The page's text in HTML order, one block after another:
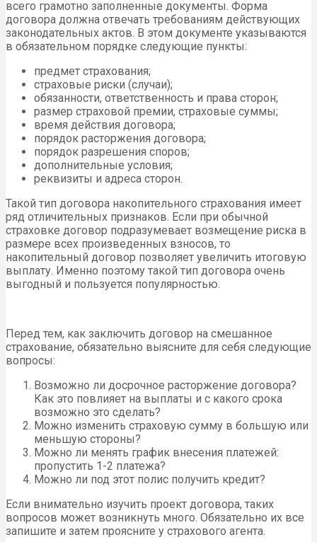
всего грамотно заполненные документы. Форма
договора должна отвечать требованиям действующих
законодательных актов. В этом документе указываются
в обязательном порядке следующие пункты:
предмет страхования;
страховые риски (случаи);
обязанности, ответственность и права сторон;
размер страховой премии, страховые суммы;
время действия договора;
порядок расторжения договора;
порядок разрешения споров;
дополнительные условия;
реквизиты и адреса сторон.
Такой тип договора накопительного страхования имеет
ряд отличительных признаков. Если при обычной
страховке договор подразумевает возмещение риска в
размере всех произведенных взносов, то
накопительный договор позволяет увеличить итоговую
выплату. Именно поэтому такой тип договора очень
выгодный и пользуется популярностью.
Перед тем, как заключить договор на смешанное
страхование, обязательно выясните для себя следующие
вопросы:
Возможно ли досрочное расторжение договора?
Как это повлияет на выплаты и с какого срока
возможно это сделать?
Можно изменить страховую сумму в большую или
меньшую стороны?
Можно ли менять график внесения платежей:
пропустить 1-2 платежа?
Можно ли под этот полис получить кредит?
Если внимательно изучить проект договора, таких
вопросов может возникнуть много. Обязательно их все
запишите и затем проясните у страхового агента.